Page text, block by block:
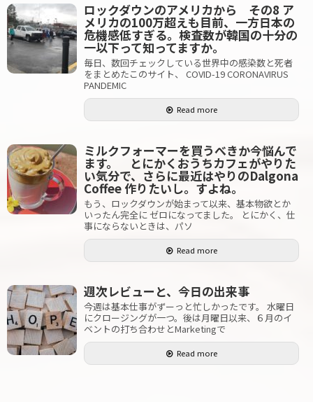
ロックダウンのアメリカから その8 ア
メリカの100万超えも目前、一方日本の
危機感低すぎる。検査数が韓国の十分の
一以下って知ってますか。
毎日、数回チェックしている世界中の感染数と死者
をまとめたこのサイト、 COVID-19 CORONAVIRUS
PANDEMIC
Read more
ミルクフォーマーを買うべきか今悩んで
ます。 とにかくおうちカフェがやりた
い気分で、さらに最近はやりのDalgona
Coffee 作りたいし。すよね。
もう、ロックダウンが始まって以来、基本物欲とか
いったん完全に ゼロになってました。 とにかく、仕
事にならないときは、パソ
Read more
週次レビューと、今日の出来事
今週は基本仕事がずーっと忙しかったです。 水曜日
にクロージングが一つ。後は月曜日以来、６月のイ
ベントの打ち合わせとMarketingで
Read more